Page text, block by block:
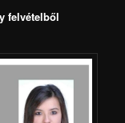
felvételből